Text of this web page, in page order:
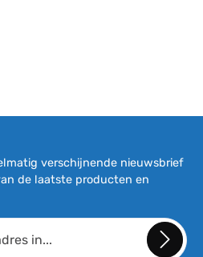
verschijnende nieuwsbrief
de laatste producten en